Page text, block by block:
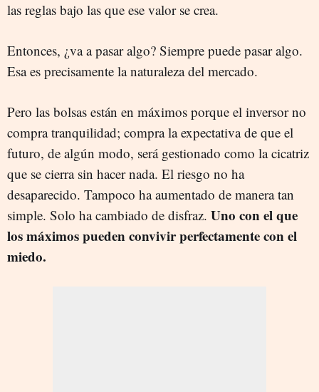
las reglas bajo las que ese valor se crea.
Entonces, ¿va a pasar algo? Siempre puede pasar algo.
Esa es precisamente la naturaleza del mercado.
Pero las bolsas están en máximos porque el inversor no
compra tranquilidad; compra la expectativa de que el
futuro, de algún modo, será gestionado como la cicatriz
que se cierra sin hacer nada. El riesgo no ha
desaparecido. Tampoco ha aumentado de manera tan
simple. Solo ha cambiado de disfraz. Uno con el que
los máximos pueden convivir perfectamente con el
miedo.